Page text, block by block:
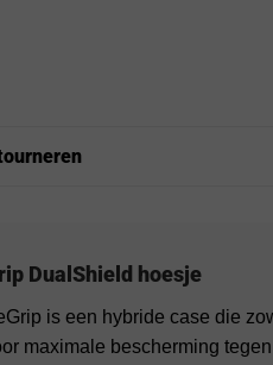
DualShield hoesje
is een hybride case die
maximale bescherming